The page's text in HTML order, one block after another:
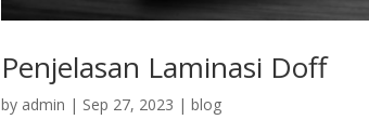
Penjelasan Laminasi Doff
by admin | Sep 27, 2023 | blog